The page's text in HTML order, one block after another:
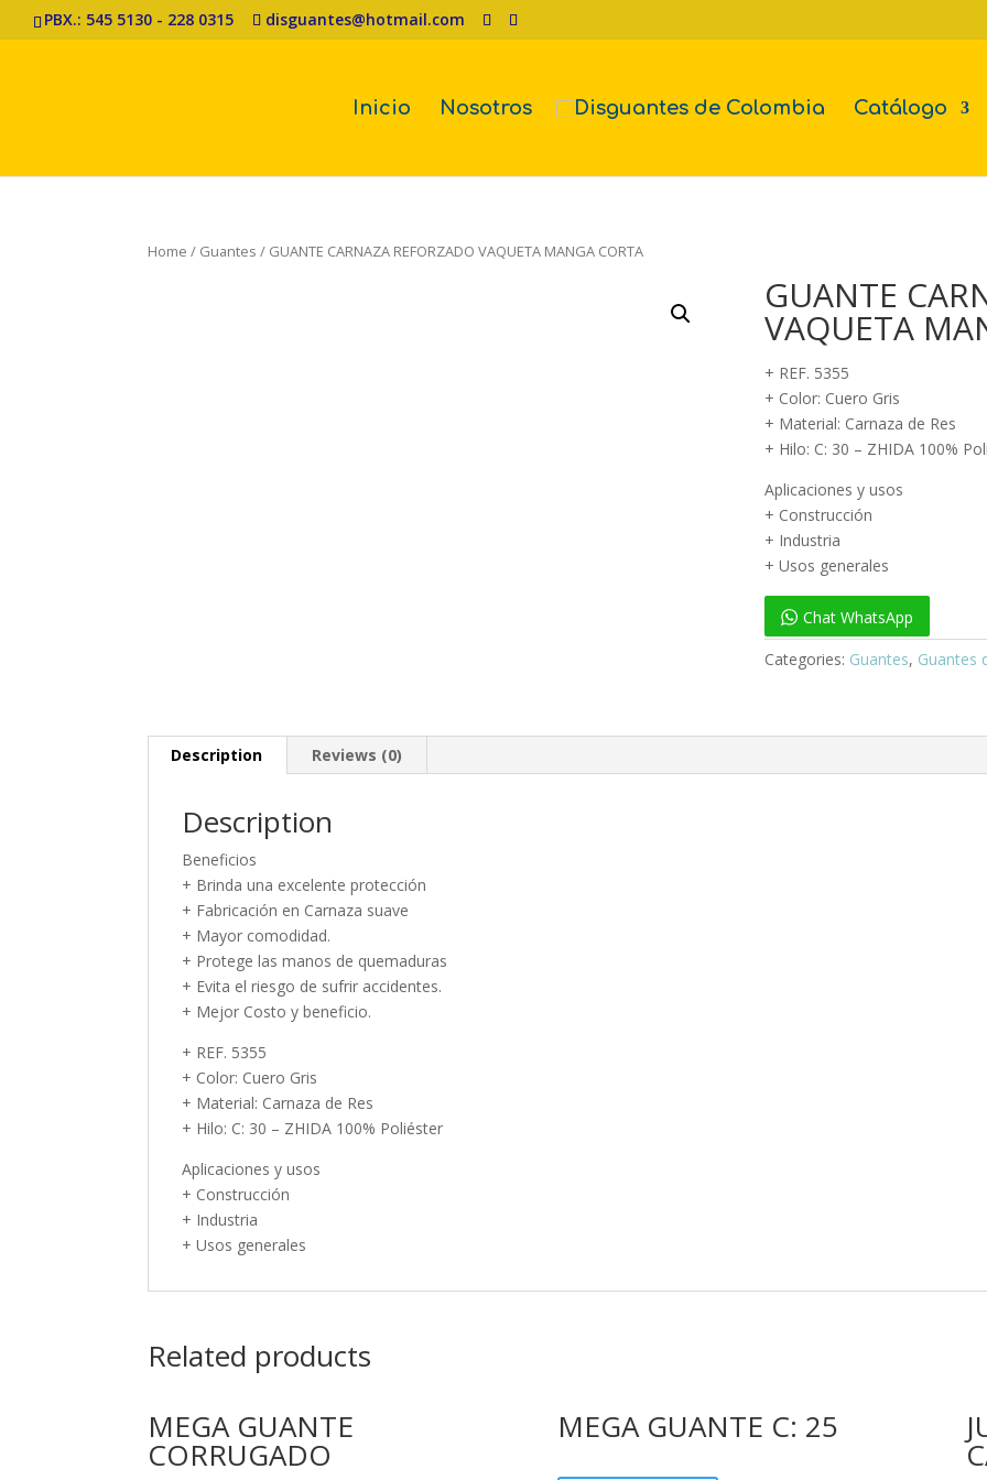
PBX.: 545 5130 - 228 0315 disguantes@hotmail.com
Inicio Nosotros Catálogo
Home / Guantes / GUANTE CARNAZA REFORZADO VAQUETA MANGA CORTA
GUANTE
VAQUETA
+ REF. 5355
+ Color: Cuero Gris
+ Material: Carnaza de Res
+ Hilo: C: 30 – ZHIDA 100%
Aplicaciones y usos
+ Construcción
+ Industria
+ Usos generales
Chat WhatsApp
Categories: Guantes, Guantes
Description Reviews (0)
Description
Beneficios
+ Brinda una excelente protección
+ Fabricación en Carnaza suave
+ Mayor comodidad.
+ Protege las manos de quemaduras
+ Evita el riesgo de sufrir accidentes.
+ Mejor Costo y beneficio.
+ REF. 5355
+ Color: Cuero Gris
+ Material: Carnaza de Res
+ Hilo: C: 30 – ZHIDA 100% Poliéster
Aplicaciones y usos
+ Construcción
+ Industria
+ Usos generales
Related products
MEGA GUANTE
CORRUGADO
MEGA GUANTE C: 25